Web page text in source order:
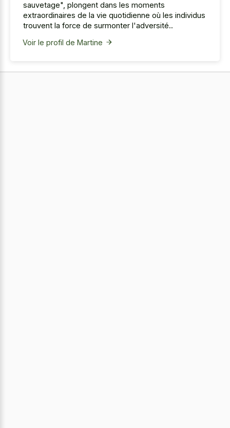
sauvetage", plongent dans les moments
extraordinaires de la vie quotidienne où les individus
trouvent la force de surmonter l'adversité..
Voir le profil de Martine